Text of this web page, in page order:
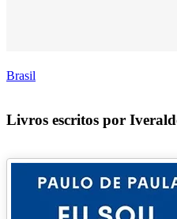
Brasil
Livros escritos por